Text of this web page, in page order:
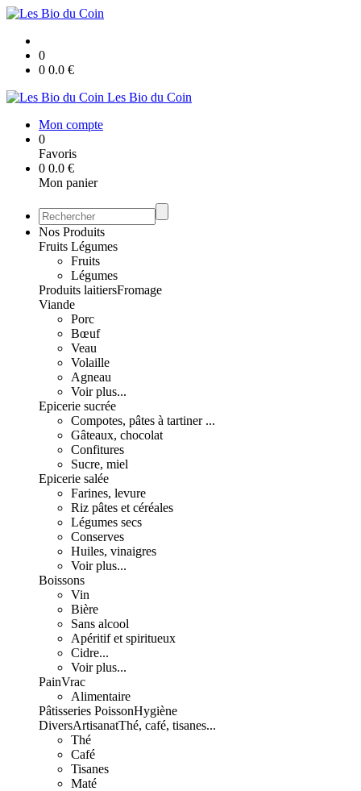
0
0 0.0 €
Les Bio du Coin
Mon compte
0
Favoris
0 0.0 €
Mon panier
Nos Produits
Fruits Légumes
Fruits
Légumes
Produits laitiersFromage
Viande
Porc
Bœuf
Veau
Volaille
Agneau
Voir plus...
Epicerie sucrée
Compotes, pâtes à tartiner ...
Gâteaux, chocolat
Confitures
Sucre, miel
Epicerie salée
Farines, levure
Riz pâtes et céréales
Légumes secs
Conserves
Huiles, vinaigres
Voir plus...
Boissons
Vin
Bière
Sans alcool
Apéritif et spiritueux
Cidre...
Voir plus...
PainVrac
Alimentaire
Pâtisseries PoissonHygiène
DiversArtisanatThé, café, tisanes...
Thé
Café
Tisanes
Maté